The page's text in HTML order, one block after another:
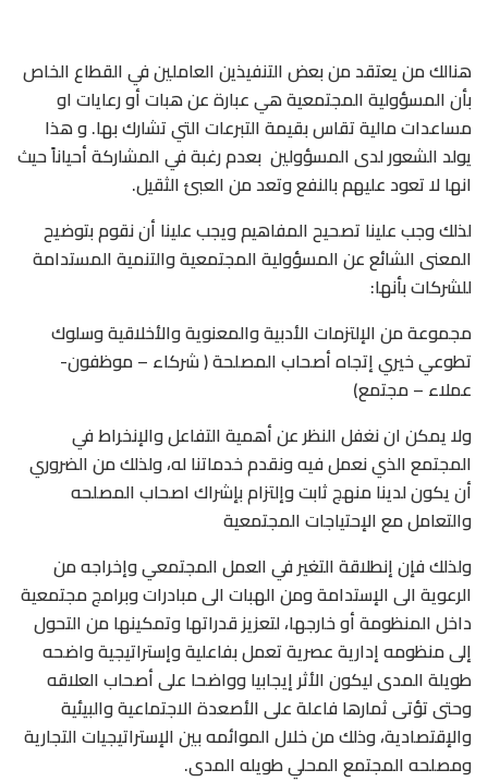
هنالك من يعتقد من بعض التنفيذين العاملين في القطاع الخاص
بأن المسؤولية المجتمعية هي عبارة عن هبات أو رعايات او
مساعدات مالية تقاس بقيمة التبرعات التي تشارك بها. و هذا
يولد الشعور لدى المسؤولين بعدم رغبة في المشاركة أحياناً حيث
انها لا تعود عليهم بالنفع وتعد من العبئ الثقيل.
لذلك وجب علينا تصحيح المفاهيم ويجب علينا أن نقوم بتوضيح
المعنى الشائع عن المسؤولية المجتمعية والتنمية المستدامة
للشركات بأنها:
مجموعة من الإلتزمات الأدبية والمعنوية والأخلاقية وسلوك
تطوعي خيري إتجاه أصحاب المصلحة ( شركاء – موظفون-
عملاء – مجتمع)
ولا يمكن ان نغفل النظر عن أهمية التفاعل والإنخراط في
المجتمع الذي نعمل فيه ونقدم خدماتنا له، ولذلك من الضروري
أن يكون لدينا منهج ثابت وإلتزام بإشراك اصحاب المصلحه
والتعامل مع الإحتياجات المجتمعية
ولذلك فإن إنطلاقة التغير في العمل المجتمعي وإخراجه من
الرعوية الى الإستدامة ومن الهبات الى مبادرات وبرامج مجتمعية
داخل المنظومة أو خارجها، لتعزيز قدراتها وتمكينها من التحول
إلى منظومه إدارية عصرية تعمل بفاعلية وإستراتيجية واضحه
طويلة المدى ليكون الأثر إيجابيا وواضحا على أصحاب العلاقه
وحتى تؤتى ثمارها فاعلة على الأصعدة الاجتماعية والبيئية
والإقتصادية، وذلك من خلال الموائمه بين الإستراتيجيات التجارية
ومصلحه المجتمع المحلي طويله المدى.